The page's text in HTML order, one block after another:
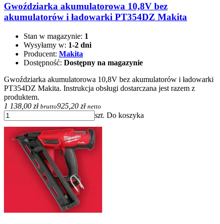
Gwoździarka akumulatorowa 10,8V bez
akumulatorów i ładowarki PT354DZ Makita
Stan w magazynie: 1
Wysyłamy w: 1-2 dni
Producent: Makita
Dostępność: Dostępny na magazynie
Gwoździarka akumulatorowa 10,8V bez akumulatorów i ładowarki
PT354DZ Makita. Instrukcja obsługi dostarczana jest razem z
produktem.
1 138,00 zł brutto925,20 zł netto
szt. Do koszyka